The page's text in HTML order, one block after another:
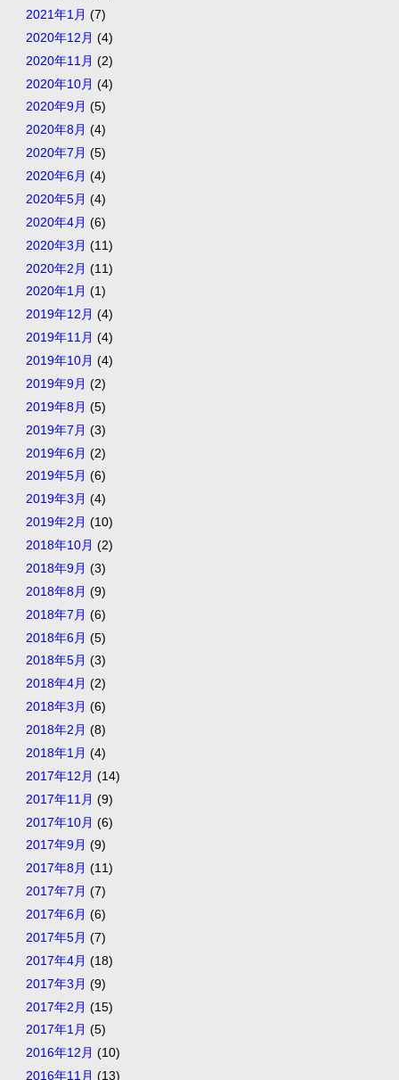
2021年1月 (7)
2020年12月 (4)
2020年11月 (2)
2020年10月 (4)
2020年9月 (5)
2020年8月 (4)
2020年7月 (5)
2020年6月 (4)
2020年5月 (4)
2020年4月 (6)
2020年3月 (11)
2020年2月 (11)
2020年1月 (1)
2019年12月 (4)
2019年11月 (4)
2019年10月 (4)
2019年9月 (2)
2019年8月 (5)
2019年7月 (3)
2019年6月 (2)
2019年5月 (6)
2019年3月 (4)
2019年2月 (10)
2018年10月 (2)
2018年9月 (3)
2018年8月 (9)
2018年7月 (6)
2018年6月 (5)
2018年5月 (3)
2018年4月 (2)
2018年3月 (6)
2018年2月 (8)
2018年1月 (4)
2017年12月 (14)
2017年11月 (9)
2017年10月 (6)
2017年9月 (9)
2017年8月 (11)
2017年7月 (7)
2017年6月 (6)
2017年5月 (7)
2017年4月 (18)
2017年3月 (9)
2017年2月 (15)
2017年1月 (5)
2016年12月 (10)
2016年11月 (13)